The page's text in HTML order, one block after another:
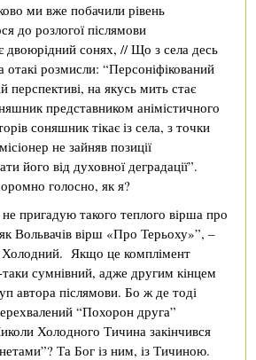
ми вже побачили рівень
до розлогої післямови
двоюрідний сонях, // Що з села десь
розмисли: “Персоніфікований
перспективі, на якусь мить стає
представником анімістичного
соняшник тікає із села, з точки
не зайняв позиції
його від духовної деградації”.
голосно, як я?
пригадую такого теплого вірша про
Вольвачів вірш «Про Терьоху»”, –
Холодний. Якщо це комплімент
таки сумнівний, адже другим кінцем
автора післямови. Бо ж де тоді
“Похорон друга”
Холодного Тичина закінчився
Та Бог із ним, із Тичиною.